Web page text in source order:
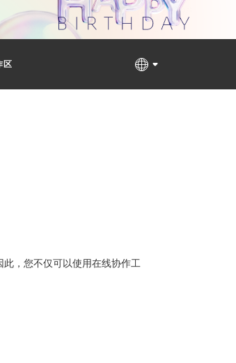
区
此，您不仅可以使用在线协作工